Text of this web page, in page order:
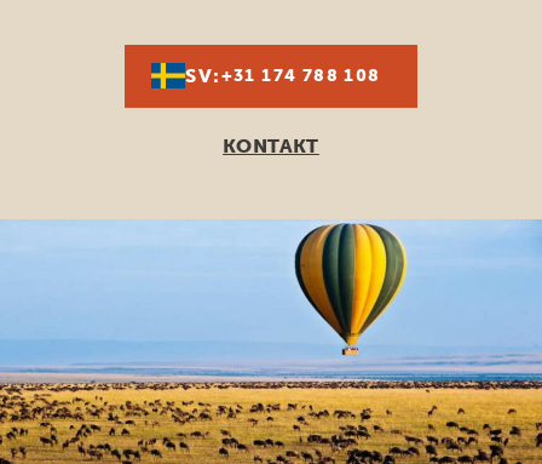
SV:+31 174 788 108
KONTAKT